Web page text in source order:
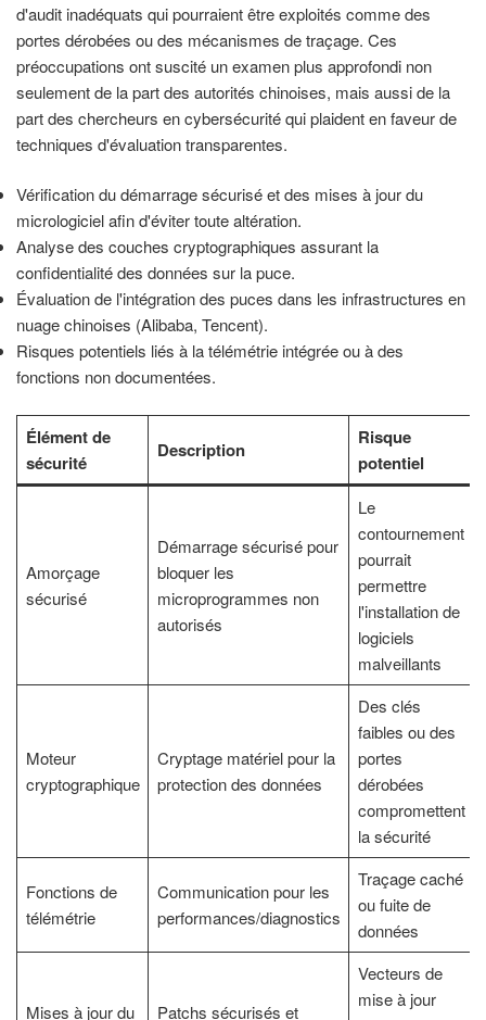
d'audit inadéquats qui pourraient être exploités comme des
portes dérobées ou des mécanismes de traçage. Ces
préoccupations ont suscité un examen plus approfondi non
seulement de la part des autorités chinoises, mais aussi de la
part des chercheurs en cybersécurité qui plaident en faveur de
techniques d'évaluation transparentes.
Vérification du démarrage sécurisé et des mises à jour du
micrologiciel afin d'éviter toute altération.
Analyse des couches cryptographiques assurant la
confidentialité des données sur la puce.
Évaluation de l'intégration des puces dans les infrastructures en
nuage chinoises (Alibaba, Tencent).
Risques potentiels liés à la télémétrie intégrée ou à des
fonctions non documentées.
Élément de
sécurité
Description
Risque
potentiel
Amorçage
sécurisé
Démarrage sécurisé pour
bloquer les
microprogrammes non
autorisés
Le
contournement
pourrait
permettre
l'installation de
logiciels
malveillants
Moteur
cryptographique
Cryptage matériel pour la
protection des données
Des clés
faibles ou des
portes
dérobées
compromettent
la sécurité
Fonctions de
télémétrie
Communication pour les
performances/diagnostics
Traçage caché
ou fuite de
données
Mises à jour du Patchs sécurisés et
Vecteurs de
mise à jour